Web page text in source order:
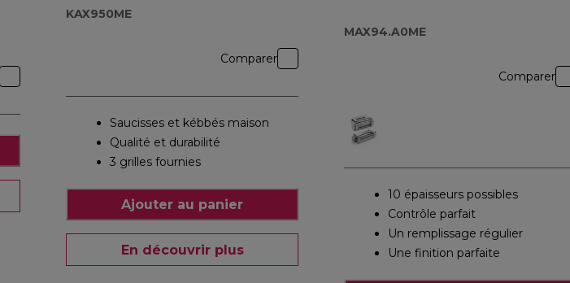
KAX950ME
Comparer
Saucisses et kébbés maison
Qualité et durabilité
3 grilles fournies
Ajouter au panier
En découvrir plus
MAX94.A0ME
Comparer
10 épaisseurs possibles
Contrôle parfait
Un remplissage régulier
Une finition parfaite